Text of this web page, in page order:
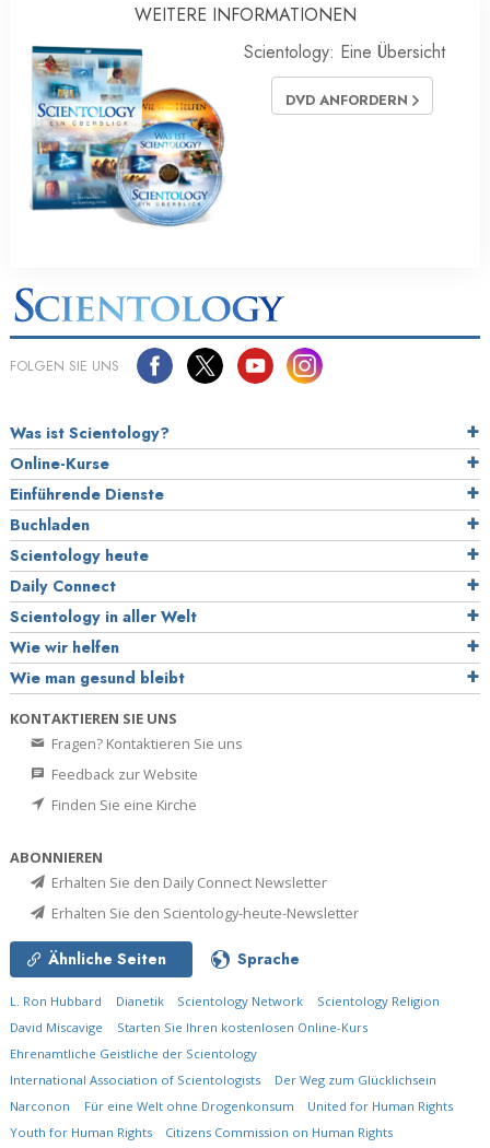
WEITERE INFORMATIONEN
Scientology: Eine Übersicht
DVD ANFORDERN
FOLGEN SIE UNS
Was ist Scientology?
Online-Kurse
Einführende Dienste
Buchladen
Scientology heute
Daily Connect
Scientology in aller Welt
Wie wir helfen
Wie man gesund bleibt
KONTAKTIEREN SIE UNS
Fragen? Kontaktieren Sie uns
Feedback zur Website
Finden Sie eine Kirche
ABONNIEREN
Erhalten Sie den Daily Connect Newsletter
Erhalten Sie den Scientology-heute-Newsletter
Ähnliche Seiten Sprache
L. Ron Hubbard Dianetik Scientology Network
Scientology Religion
David Miscavige
Starten Sie Ihren kostenlosen Online-Kurs
Ehrenamtliche Geistliche der Scientology
International Association of Scientologists
Der Weg zum Glücklichsein
Narconon
Für eine Welt ohne Drogenkonsum
United for Human Rights
Youth for Human Rights
Citizens Commission on Human Rights